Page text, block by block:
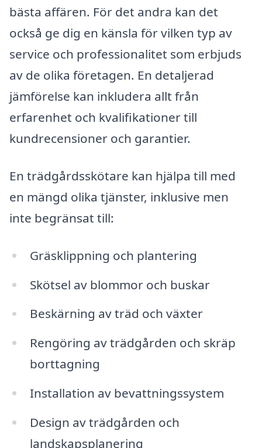
bästa affären. För det andra kan det
också ge dig en känsla för vilken typ av
service och professionalitet som erbjuds
av de olika företagen. En detaljerad
jämförelse kan inkludera allt från
erfarenhet och kvalifikationer till
kundrecensioner och garantier.
En trädgårdsskötare kan hjälpa till med
en mängd olika tjänster, inklusive men
inte begränsat till:
Gräsklippning och plantering
Skötsel av blommor och buskar
Beskärning av träd och växter
Rengöring av trädgården och skräp
borttagning
Installation av bevattningssystem
Design av trädgården och
landskapsplanering